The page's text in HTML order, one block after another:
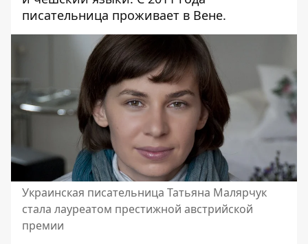
писательница проживает в Вене.
Украинская писательница Татьяна Малярчук
стала лауреатом престижной австрийской
премии